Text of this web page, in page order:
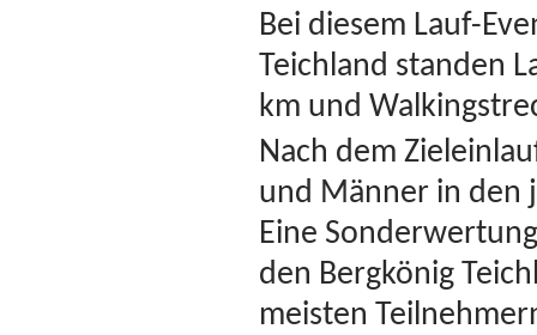
Bei diesem Lauf-
Teichland standen
km und
Nach dem
und Männer in den
Eine
den Bergkönig
meisten